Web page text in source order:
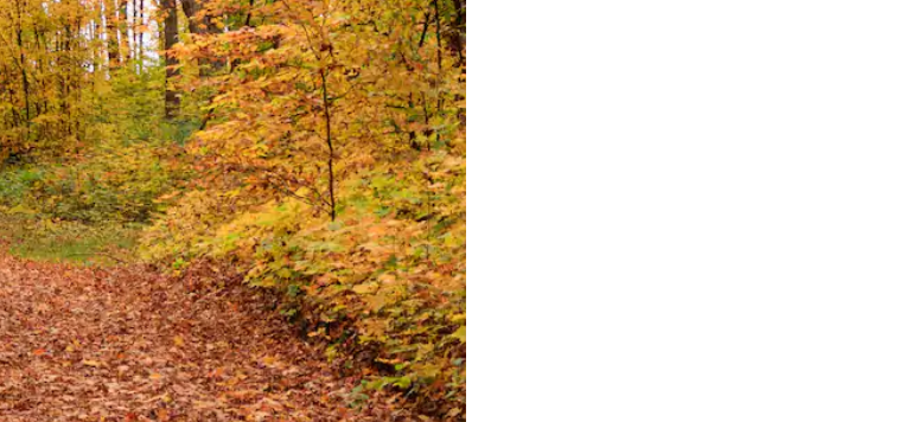
de las flechas hacia arriba y hacia abajo, o bien tocando y deslizando la pantalla.